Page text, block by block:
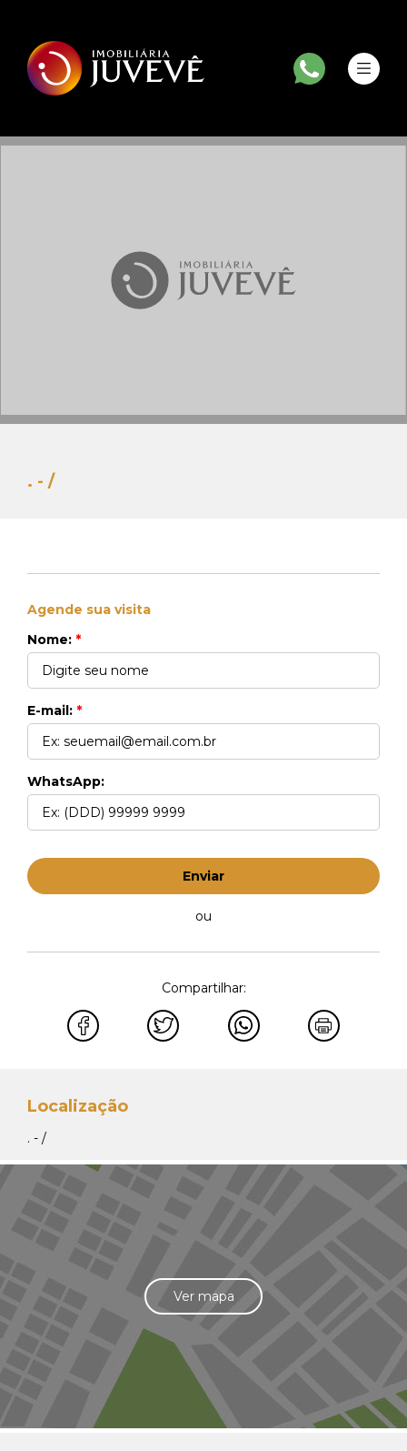
41 99270-3712
Whats Venda
. - /
Agende sua visita
Nome: *
E-mail: *
WhatsApp:
Enviar
ou
Compartilhar:
Localização
. - /
Ver mapa